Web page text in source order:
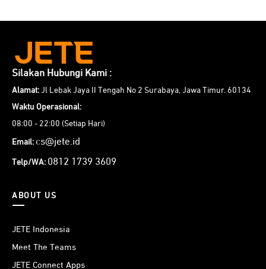
Silakan Hubungi Kami :
Alamat: Jl Lebak Jaya II Tengah No 2 Surabaya, Jawa Timur. 60134
Waktu Operasional:
08:00 - 22:00 (Setiap Hari)
Email: cs@jete.id
Telp/WA: 0812 1739 3609
ABOUT US
JETE Indonesia
Meet The Teams
JETE Connect Apps